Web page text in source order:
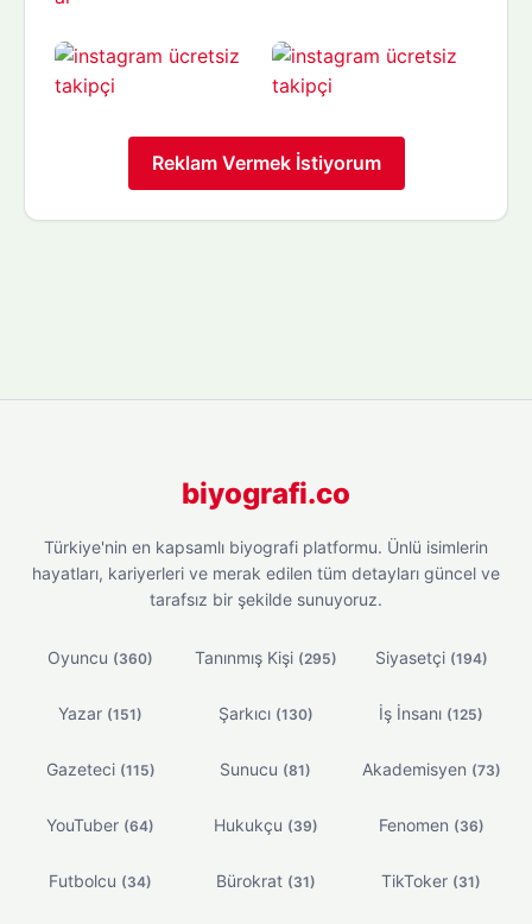
Reklam Vermek İstiyorum
biyografi.co
Türkiye'nin en kapsamlı biyografi platformu. Ünlü isimlerin
hayatları, kariyerleri ve merak edilen tüm detayları güncel ve
tarafsız bir şekilde sunuyoruz.
Oyuncu (360) Tanınmış Kişi (295) Siyasetçi (194)
Yazar (151) Şarkıcı (130) İş İnsanı (125)
Gazeteci (115) Sunucu (81) Akademisyen (73)
YouTuber (64) Hukukçu (39) Fenomen (36)
Futbolcu (34) Bürokrat (31) TikToker (31)